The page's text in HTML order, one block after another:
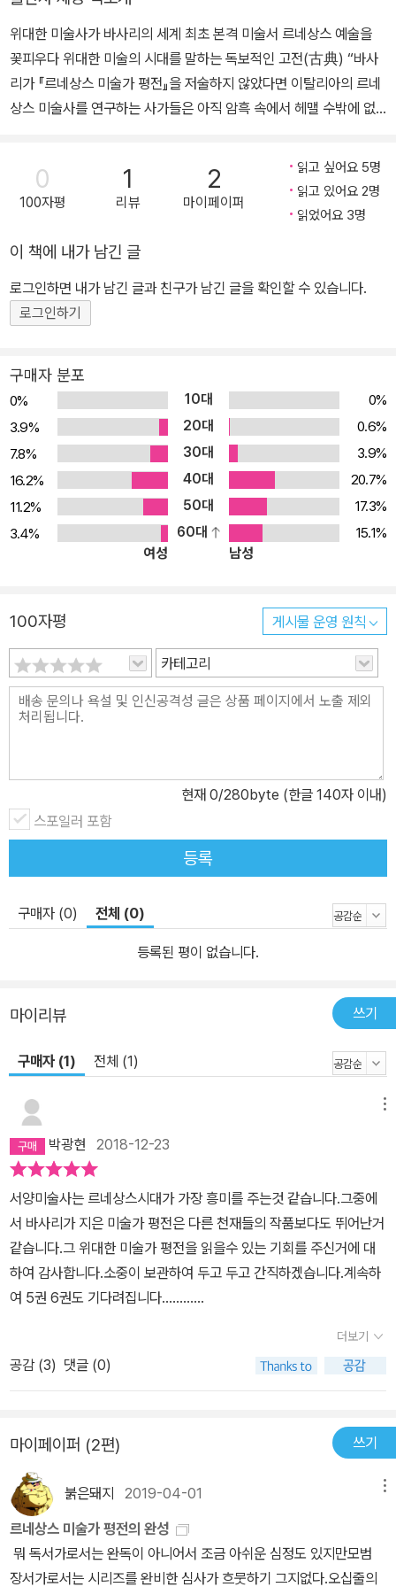
방법에 능숙했으며, 인물에 놀랄 만큼 활력을 표현해냈다. 산 마르코
의 프라 바르톨로메오Fra Bartolommeo도 다 빈치 못지않게 힘과
입체감, 감미로움, 우아함을 자기 그림에 표현하는 화가였다.
어느 누구보다도 가장 우아한 우르비노Urbino의 라파엘로Raffaell
만을 취해 고대의 아펠레스Apelles와 제욱시스Zeuxis가 그랬던 것
처럼 조상이 갖춘 완벽함을 회화 기술에 불어넣었다.
만일 이런 말을 하는 것이 허락된다면, 라파엘로 작품의 완벽함은 고
대의 이들 거장 작품보다 뛰어나다고 하겠다. 특히 라파엘로의 색채
독창적이므로 그의 그림을 보고 있으면 마치 문자로 쓰인 역사책을
읽는 것 같다. 그림에서는 장소와 건물이 우리 앞에 나타나며, 우리나
녀노소의 얼굴도 성격에 따라 점잖게 혹은 담력 있게 마음대로 완벽
하게 표현한다. 어린애는 장난꾸러기 같은 눈매에 금방 날뛰려는 자
세이며, 의상은 너무 간단하지도 않고 그렇다고 복잡하지도 않으면서
실물처럼 보인다.
안드레아 델 사르토Andrea del Sarto도 이 양식을 따른 화가이지만
색채는 더욱 감미롭고, 역동성은 조금 미흡하지만 드물게 보는 화가
였다. 그의 그림에서는 거의 결점을 찾아낼 수 없다. 또 안토니오 다
코레조Antonio da Correggio의 작품도 우아한 생명감에 넘치는 특
징을 무엇이라고 표현하기가 힘들다. 그는 종래에는 머리카락을 윤기
모르지만 부드럽고 마치 새털 같은 느낌을 주는 머리카락을 힘들이지
않고 그리게 되었다. 그래서 보는 사람을 경쾌하고 기분 좋게 했으며,
마치 금으로 만든 것 같아 진짜 머리카락보다도 아름다워 보인다.
파르마Parma 출신 프란체스코 마촐라 파르미자니노Francesco M
azzola Parmigianino도 그 기법은 비슷했지만 여러 점에서, 즉 우
은 눈매에, 박동이 들리는 듯하다. 폴리도로Polidoro와 마투리노Ma
turino가 함께 그린 프레
스코를 자세히 보면 그들은 인물들의 자세를 극치의 화필로 불가사의
하게 표현해냈으며, 쉬운 말 대신 붓을 사용해 옛 로마 사람의 사적을
지금은 벌써 고인이 된 사람들 가운데 색채로 화폭의 인물에 넋을 불
ra Sebastiano, 줄리오 로마노Giulio Romano, 페리노 델 바가Pe
사람이 많지만 이 자리에서는 언급하지 않겠다. 그런데 오늘날에는
이?과거의 우리 스승이 그림 한 장을 그리는 데 6년이 필요했다면?
경험과 내가 관찰한 바에 따르면 틀림없다고 확신한다. 그리고 그들
은 과거 거장들의 작품보다 완벽한 것들을 제작하고 있다.
그러나 이들 죽은 사람들과 산 사람들 중에서 승리의 종려잎을 들고
란젤로 부오나로티Michelangelo Buonarroti다. 그는 3종 예술 가
운데 어느 하나에서가 아니고 모든 것에서 윗자리를 차지한다. 이 사
람은 자연을 정복한 모든 현대의 거장들뿐만 아니라 의심할 나위 없
이 자연을 능가한 고대의 거장들까지도 뛰어넘었다.
그는 하늘이 준 천재성과 근면함, 디세뇨, 기술력, 판단력 그리고 우아
함을 간직한 힘을 바탕으로 정복에서 정복으로 전진했으며, 그 대상
은 비단 회화에서뿐만 아니다. 회화에서는 모든 형태, 구부리거나 똑
리하여 그는 낡은 유행에 젖어 있던 세상에 이토록 풍성하게 사방으
로 나뭇가지를 뻗어 맛있는 열매를 드리우게 함으로써 이 고귀한 예
술?조각, 회화, 건축?을 완벽한 극치로 이끌어갔다.
그가 제작한 조상은 어느 모로 보아도 고대의 그것보다 아름답다. 왜
냐하면 그들이 제작한 조상의 손, 발, 두부, 팔을 서로 비교해보면 미
켈란젤로의 것이 더욱 굳건한 기초 위에 서 있으며, 좀더 우아하고 완
벽하기 때문이다. 또 그의 그림을 가장 유명한 그리스나 로마 화가의
『고종희의 일러스트레이션 미술탐사』 『미켈란젤로를 찾아 떠나는 여
행』 『천재들의 도시 피렌체』가 있다. 공저로는 『인생교과서 미켈란젤
로』 『서양미술사전』 등이 있다. 옮긴 책으로는 줄리오 페라리의 『형
태와 색채의 양식』(전 4권), 스테파노 추피의 『깊게 보는 세계 명화』
가 있으며, 한길사에서 펴낸 조르조 바사리의 『르네상스 미술가 평
표했다. 2015년 밀라노세계엑스포를 기념해 밀라노국립미술대학의
마리아 만치니(Maria Mancini) 교수와 ‘THE WOLF AND THE
TIGER’를 밀라노 주립미술관에서 개최한 것을 비롯해 다수의 전시
의 문화예술위원회 위원이다.
위대한 미술사가 바사리의 세계 최초 본격 미술서 르네상스 예술을
꽃피우다 위대한 미술의 시대를 말하는 독보적인 고전(古典) “바사
리가 『르네상스 미술가 평전』을 저술하지 않았다면 이탈리아의 르네
상스 미술사를 연구하는 사가들은 아직 암흑 속에서 헤맬 수밖에 없
조르조 바사리(Giorgio Vasari, 1511~74)는 르네상스 미술을 꽃피
운 위대한 미술사가다. 바사리는 미켈란젤로의 제자로 메디치가의 후
원을 받아 회화, 조각, 건축에 종사한 예술가로서 간결하고 강건한 건
술사를 통틀어 독보적인 명저로 13세기 말 조토의 스승인 치마부에부
터 16세기 중반 ‘신과 같은’(divino) 예술가 미켈란젤로와 동시대 작
가에 이르기까지 3세기에 걸쳐 200여 명에 이르는 이탈리아 미술가
들의 생애와 작품을 기술한 르네상스 미술가들의 전기다. “바사리가
결한 원전일 뿐만 아니라 가장 생생하고 재미있는 책이다”라는 미술
사가 케네스 클라크의 말처럼 바사리는 고딕과 르네상스 시대의 이탈
리아 미술가들에 대해 속속들이 파헤쳤다. 옮긴이 이근배가 18년이
라는 긴 기간 심혈을 기울여 번역해 세상에 내놓은 이 책은 우리나라
에서 르네상스 시기 미술을 본격적으로 탐구할 수 있는 유일한 자료
로 미술 전공자뿐 아니라 일반 독자에게도 글을 읽는 인문학적 즐거
움은 물론 작품을 감상하는 시각적 즐거움까지 안겨준다. 특히 한양
여자대학교 고종희 교수의 각 작가에 대한 친절한 해설과 원서에는
연하게 들여다보는 데 큰 도움이 된다. 2018년 하반기 총 6권, 4천
쪽에 이르는 역작으로 완간할 예정이다. 르네상스 예술사 집대성 151
1년 이탈리아 토스카나 지방의 아레초에서 태어난 조르조 바사리는
탁월한 미술사가이며 일류 건축가다. 그가 쓴 『르네상스 미술가 평
전』은 르네상스 시기 위대한 예술가들의 일생을 기록한 세계 최초의
본격적인 미술서다. 바사리의 『르네상스 미술가 평전』은 1550년에
피렌체에서 출간되었다. 초판은 992쪽 2권 3부(parte)로 구성되어
있으며 미켈란젤로를 제외하면 모두 작고 작가를 다루었다. 개정 증
보판은 1,012쪽에 달하며 구성은 초판과 비슷하나 제3부에서 당시
생존 작가들을 추가로 다루었고 초판에는 없던 미술가들의 초상을 목
판화로 찍어 삽입했다. 이번에 출간하는 『르네상스 미술가 평전』은
개정 증보판이 나온 지 450년 만에 한길사에서 총 여섯 권으로 나온
다. 시대를 꿰뚫은 유일한 책으로 르네상스 미술을 공부하는 데 꼭 필
요한 자료다.『르네상스 미술가 평전』1, 2에 이어 『르네상스 미술가 평
치와 라파엘로를 다룬다. 그 외에도 바사리는 어둠을 표현하는 방법
에 능숙한 조르조네 다 카스텔프랑코와 힘과 입체감, 감미로움, 우아
함을 자기 그림에 표현한 프라 바르톨로메오, 색채는 더욱 감미로우
면서 결점을 찾아낼 수 없는 안드레아 델 사르토 등 색채로 화폭의 인
물에 넋을 불어넣은 거장들의 삶과 작품을 다룬다. 『르네상스 미술가
평전』3권의 작가들은 1, 2권의 선배들이 남긴 후광과 업적으로 완벽
이라는 정상에 다다라 매우 가치 있고 훌륭한 작품을 제작하게 된다.
작품들은 기준, 규칙, 비례 등에서 많이 발전해 사실에 매우 가까워졌
다. 선배들의 건조하고 미숙한 양식을 개선해 조각에서는 전신을 뒤
틀지 않고 일부만 움직임으로써 가장 우아한 행동을 나타내게 되었
다. 르네상스 3대 거장 레오나르도 다 빈치와 라파엘로 레오나르도
다 빈치는 음악, 과학, 해부학, 천문학, 의학 등 인간이 할 수 있는 모
든 분야에 정통했으며 인간이 관심을 가질 수 있는 거의 모든 분야를
니라 지적 산물이라는 토대를 마련했다. 그래서 다 빈치 이후 예술가
늘은 사람들에게 위대한 선물을 주시는데, 어떤 때에는 아름다움과
우아함과 재능을 단 한 사람에게만 엄청나게 내리실 때가 있다. 그러
면 이 사람은 그가 하고자 하는 일은 무엇이든 마치 신과 같이 행하여
모든 사람보다 우월하다. 인간의 기술로 이루어졌다기보다는 마치 신
의 도움을 받은 것이라고 생각하게 한다.” 전성기 르네상스 회화를 탄
생시켰으며 동시에 절정에 올려놓은 라파엘로는 하나의 안정된 양식
0
100자평
1
리뷰
2
마이페이퍼
읽고 싶어요 5명
읽고 있어요 2명
읽었어요 3명
이 책에 내가 남긴 글
로그인하면 내가 남긴 글과 친구가 남긴 글을 확인할 수 있습니다.
로그인하기
구매자 분포
0% 10대
0%
3.9%
20대
0.6%
7.8%
30대
3.9%
16.2%
40대
20.7%
11.2%
50대
17.3%
3.4%
60대
15.1%
여성
남성
100자평 게시물 운영 원칙
카테고리
현재 0/280byte (한글 140자 이내)
스포일러 포함
등록
구매자 (0) 전체 (0)
등록된 평이 없습니다.
마이리뷰 쓰기
구매자 (1) 전체 (1)
박광현 2018-12-23
서양미술사는 르네상스시대가 가장 흥미를 주는것 같습니다.그중에
서 바사리가 지은 미술가 평전은 다른 천재들의 작품보다도 뛰어난거
같습니다.그 위대한 미술가 평전을 읽을수 있는 기회를 주신거에 대
하여 감사합니다.소중이 보관하여 두고 두고 간직하겠습니다.계속하
여 5권 6권도 기다려집니다............
더보기
공감 (3) 댓글 (0)
마이페이퍼 (2편) 쓰기
붉은돼지 2019-04-01
르네상스 미술가 평전의 완성
뭐 독서가로서는 완독이 아니어서 조금 아쉬운 심정도 있지만모범
장서가로서는 시리즈를 완비한 심사가 흐뭇하기 그지없다.오십줄의